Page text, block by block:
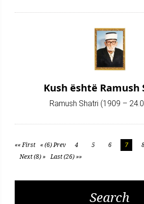
Kush është Ramush
Ramush Shatri (1909 –
«« First « (6) Prev 4 5 6 7
Next (8) » Last (26) »»
Search